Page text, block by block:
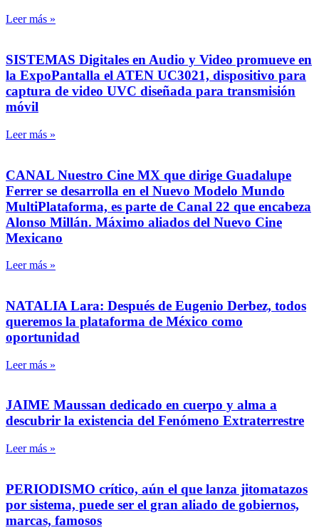
Leer más »
SISTEMAS Digitales en Audio y Video promueve en
la ExpoPantalla el ATEN UC3021, dispositivo para
captura de video UVC diseñada para transmisión
móvil
Leer más »
CANAL Nuestro Cine MX que dirige Guadalupe
Ferrer se desarrolla en el Nuevo Modelo Mundo
MultiPlataforma, es parte de Canal 22 que encabeza
Alonso Millán. Máximo aliados del Nuevo Cine
Mexicano
Leer más »
NATALIA Lara: Después de Eugenio Derbez, todos
queremos la plataforma de México como
oportunidad
Leer más »
JAIME Maussan dedicado en cuerpo y alma a
descubrir la existencia del Fenómeno Extraterrestre
Leer más »
PERIODISMO crítico, aún el que lanza jitomatazos
por sistema, puede ser el gran aliado de gobiernos,
marcas, famosos